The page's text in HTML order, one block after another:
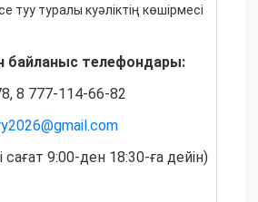
туу туралы куәліктің көшірмесі
байланыс телефондары:
8 777-114-66-82
9:00-ден 18:30-ға дейін)